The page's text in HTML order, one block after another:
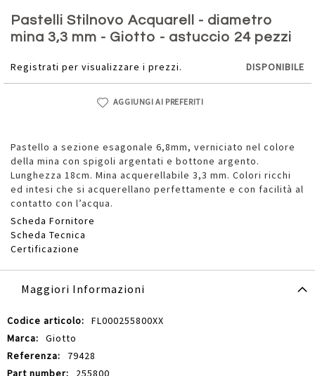
Pastelli Stilnovo Acquarell - diametro
mina 3,3 mm - Giotto - astuccio 24 pezzi
Registrati per visualizzare i prezzi. DISPONIBILE
AGGIUNGI AI PREFERITI
Pastello a sezione esagonale 6,8mm, verniciato nel colore
della mina con spigoli argentati e bottone argento.
Lunghezza 18cm. Mina acquerellabile 3,3 mm. Colori ricchi
ed intesi che si acquerellano perfettamente e con facilità al
contatto con l’acqua.
Scheda Fornitore
Scheda Tecnica
Certificazione
all'inizio
della
galleria
immagini
Maggiori Informazioni
Maggiori
Informazioni
FL000255800XX
Giotto
79428
255800